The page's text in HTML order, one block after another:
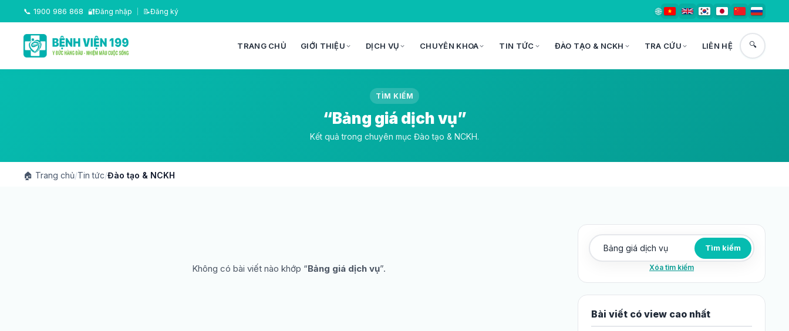
📞 1900 986 868 🔐Đăng nhập 📝Đăng ký 🌐
TRANG CHỦ GIỚI THIỆU DỊCH VỤ CHUYÊN KHOA TIN TỨC ĐÀO TẠO & NCKH TRA CỨU LIÊN HỆ 🔍
TÌM KIẾM
“Bảng giá dịch vụ”
Kết quả trong chuyên mục Đào tạo & NCKH.
🏠 Trang chủ/Tin tức/Đào tạo & NCKH
Không có bài viết nào khớp “Bảng giá dịch vụ”.
Tìm kiếm bài viết
Tìm kiếm
Xóa tìm kiếm
Bài viết có view cao nhất